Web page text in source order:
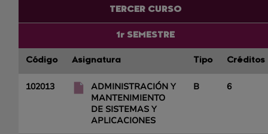
TERCER CURSO
1r SEMESTRE
Código Asignatura Tipo Créditos
102013
ADMINISTRACIÓN Y
MANTENIMIENTO
DE SISTEMAS Y
APLICACIONES
B 6